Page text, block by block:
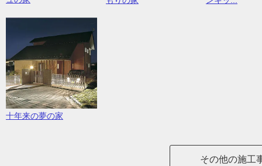
十年来の夢の家
その他の施工